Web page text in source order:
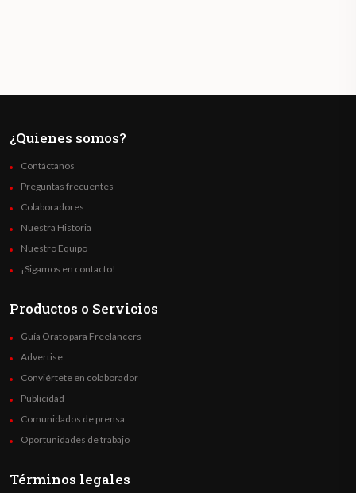
¿Quienes somos?
Contáctanos
Preguntas frecuentes
Colaboradores
Nuestra Historia
Nuestro Equipo
¡Sigamos en contacto!
Productos o Servicios
Guía Orato para Freelancers
Advertise
Conviértete en colaborador
Publicidad
Comunidados de prensa
Oportunidades de trabajo
Términos legales